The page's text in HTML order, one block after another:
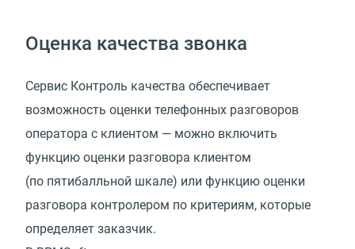
Оценка качества звонка
Сервис Контроль качества обеспечивает
возможность оценки телефонных разговоров
оператора с клиентом — можно включить
функцию оценки разговора клиентом
(по пятибалльной шкале) или функцию оценки
разговора контролером по критериям, которые
определяет заказчик.